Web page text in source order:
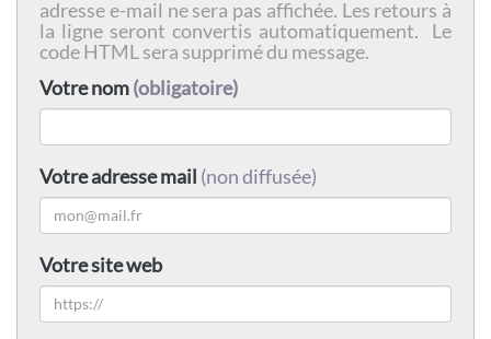
adresse e-mail ne sera pas affichée. Les retours à
la ligne seront convertis automatiquement. Le
code HTML sera supprimé du message.
Votre nom(obligatoire)
Votre adresse mail (non diffusée)
Votre site web